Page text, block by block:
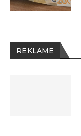
REKLAME